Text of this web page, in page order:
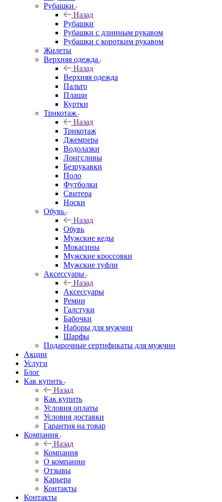
Рубашки
Назад
Рубашки
Рубашки с длинным рукавом
Рубашки с коротким рукавом
Жилеты
Верхняя одежда
Назад
Верхняя одежда
Пальто
Плащи
Куртки
Трикотаж
Назад
Трикотаж
Джемпера
Водолазки
Лонгсливы
Безрукавки
Поло
Футболки
Свитера
Носки
Обувь
Назад
Обувь
Мужские кеды
Мокасины
Мужские кроссовки
Мужские туфли
Аксессуары
Назад
Аксессуары
Ремни
Галстуки
Бабочки
Наборы для мужчин
Шарфы
Подарочные сертификаты для мужчин
Акции
Услуги
Блог
Как купить
Назад
Как купить
Условия оплаты
Условия доставки
Гарантия на товар
Компания
Назад
Компания
О компании
Отзывы
Карьера
Контакты
Контакты